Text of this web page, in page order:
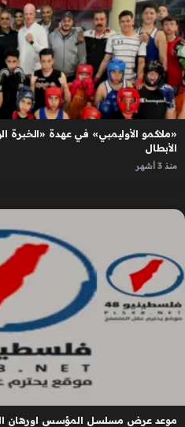
«ملاكمو الأوليمبي» في عهدة «الخبرة
الأبطال
منذ 3 أشهر